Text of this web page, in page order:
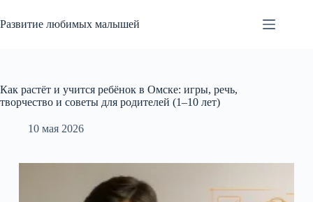
к
сути
Развитие любимых малышей
Как растёт и учится ребёнок в Омске: игры, речь,
творчество и советы для родителей (1–10 лет)
10 мая 2026